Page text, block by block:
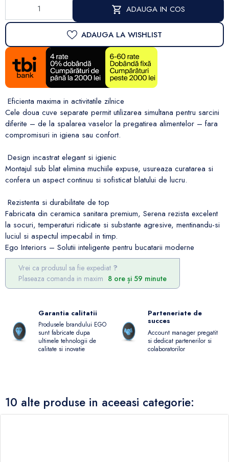
ADAUGA IN COS
ADAUGA LA WISHLIST
Eficienta maxima in activitatile zilnice
Cele doua cuve separate permit utilizarea simultana pentru sarcini
diferite – de la spalarea vaselor la pregatirea alimentelor – fara
compromisuri in igiena sau confort.
Design incastrat elegant si igienic
Montajul sub blat elimina muchiile expuse, usureaza curatarea si
confera un aspect continuu si sofisticat blatului de lucru.
Rezistenta si durabilitate de top
Fabricata din ceramica sanitara premium, Serena rezista excelent
la socuri, temperaturi ridicate si substante agresive, mentinandu-si
luciul si aspectul impecabil in timp.
Ego Interiors – Solutii inteligente pentru bucatarii moderne
Vrei ca produsul sa fie expediat
Plaseaza comanda in maxim 8 ore și 59 minute
Garantia calitatii
Produsele brandului EGO
sunt fabricate dupa
ultimele tehnologii de
calitate si inovatie
Parteneriate de
succes
Account manager pregatit
si dedicat partenerilor si
colaboratorilor
10 alte produse in aceeasi categorie: